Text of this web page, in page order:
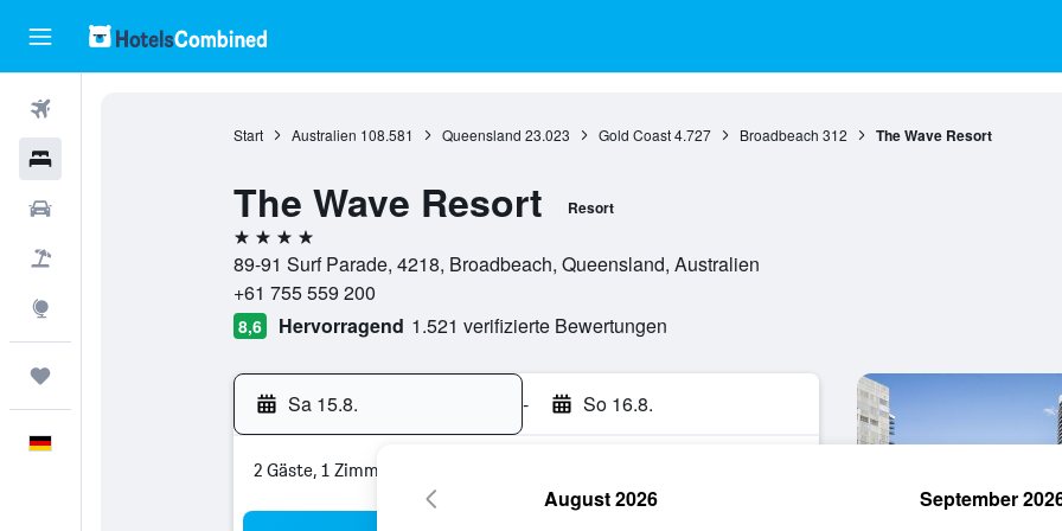
Start Australien 108.581 Queensland 23.023 Gold Coast 4.727 Broadbeach 312 The Wave Resort
The Wave Resort Resort
4 Sterne
89-91 Surf Parade, 4218, Broadbeach, Queensland, Australien
+61 755 559 200
8,6 Hervorragend 1.521 verifizierte Bewertungen
Sa 15.8. - So 16.8.
2 Gäste, 1 Zimmer
August 2026 September